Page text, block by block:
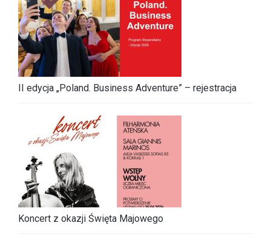
II edycja „Poland. Business Adventure” – rejestracja
Koncert z okazji Święta Majowego